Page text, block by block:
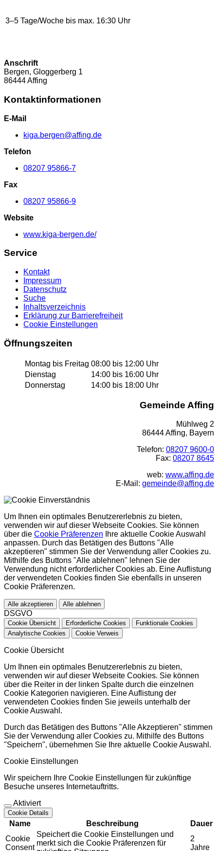
3–5 Tage/Woche bis max. 16:30 Uhr
Anschrift
Bergen, Gloggerberg 1
86444Affing
Kontaktinformationen
E-Mail
kiga.bergen@affing.de
Telefon
08207 95866-7
Fax
08207 95866-9
Website
www.kiga-bergen.de/
Service
Kontakt
Impressum
Datenschutz
Suche
Inhaltsverzeichnis
Erklärung zur Barrierefreiheit
Cookie Einstellungen
Öffnungszeiten
Montag bis Freitag 08:00 bis 12:00 Uhr
Dienstag
14:00 bis 16:00 Uhr
Donnerstag
14:00 bis 18:00 Uhr
Gemeinde Affing
Mühlweg 2
86444 Affing, Bayern
Telefon: 08207 9600-0
Fax: 08207 8645
web: www.affing.de
E-Mail: gemeinde@affing.de
Um Ihnen ein optimales Benutzererlebnis zu bieten,
verwenden wir auf dieser Webseite Cookies. Sie können
über die Cookie Präferenzen Ihre aktuelle Cookie Auswahl
anpassen. Durch das Betätigen des Buttons "Alle
akzeptieren" stimmen Sie der Verwendung aller Cookies zu.
Mithilfe des Buttons "Alle ablehnen" lehnen Sie der
Verwendung nicht erforderlicher Cookies ab. Eine Auflistung
der verwendeten Cookies finden Sie ebenfalls in unseren
Cookie Präferenzen.
Alle akzeptieren Alle ablehnen
DSGVO
Cookie Übersicht Erforderliche Cookies
Funktionale Cookies
Analytische Cookies
Cookie Verweis
Cookie Übersicht
Um Ihnen ein optimales Benutzererlebnis zu bieten,
verwenden wir auf dieser Webseite Cookies. Sie können
über die Reiter in der linken Spalte durch die einzelnen
Cookie Kategorien navigieren. Eine Auflistung der
verwendeten Cookies finden Sie jeweils unterhalb der
Cookie Auswahl.
Durch das Betätigen des Buttons "Alle Akzeptieren" stimmen
Sie der Verwendung aller Cookies zu. Mithilfe des Buttons
"Speichern", übernehmen Sie Ihre aktuelle Cookie Auswahl.
Cookie Einstellungen
Wir speichern Ihre Cookie Einstellungen für zukünftige
Besuche unseres Internetauftritts.
Aktiviert
Cookie Details
Name Beschreibung
Dauer
Cookie
Consent
Speichert die Cookie Einstellungen und
merkt sich die Cookie Präferenzen für
2
Jahre